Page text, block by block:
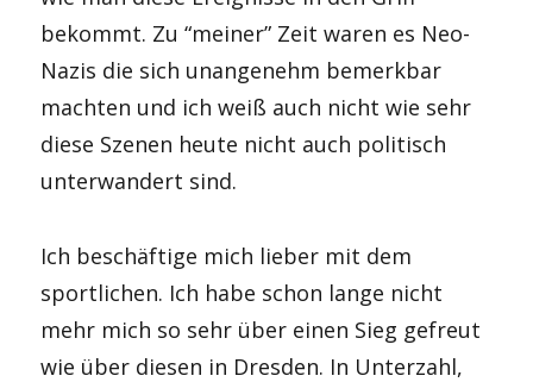
bekommt. Zu “meiner” Zeit waren es Neo-
Nazis die sich unangenehm bemerkbar
machten und ich weiß auch nicht wie sehr
diese Szenen heute nicht auch politisch
unterwandert sind.
Ich beschäftige mich lieber mit dem
sportlichen. Ich habe schon lange nicht
mehr mich so sehr über einen Sieg gefreut
wie über diesen in Dresden. In Unterzahl,